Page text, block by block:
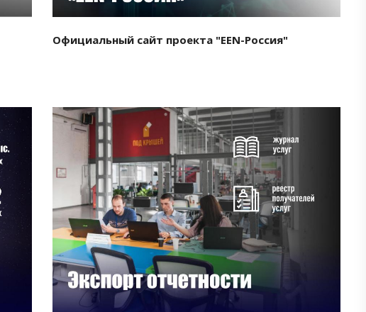
Официальный сайт проекта "EEN-Россия"
Смотреть проект